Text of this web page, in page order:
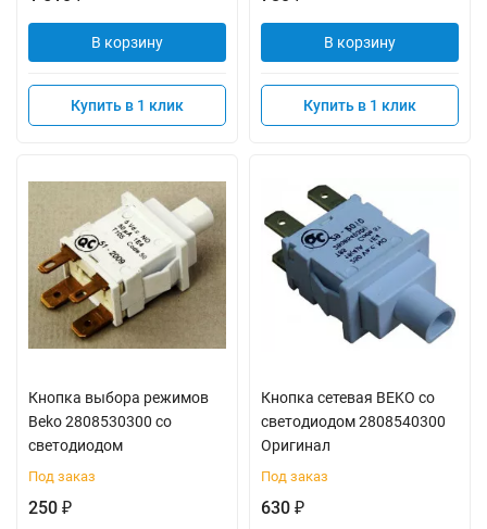
В корзину
Купить в 1 клик
В корзину
Купить в 1 клик
Кнопка выбора режимов
Beko 2808530300 со
светодиодом
Под заказ
250 ₽
Кнопка сетевая BEKO со
светодиодом 2808540300
Оригинал
Под заказ
630 ₽